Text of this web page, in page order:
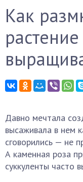
Как
Давно мечтала
высаживала в нем
сговорились — не
А каменная роза
суккуленты часто